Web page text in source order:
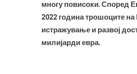
многу повисоки. Според
2022 година трошоците на
истражување и развој
милијарди евра.